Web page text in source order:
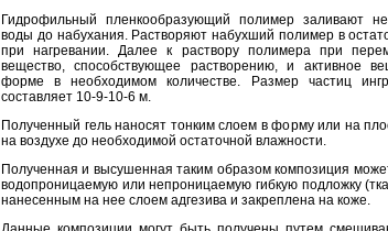
Гидрофильный пленкообразующий полимер заливают
воды до набухания. Растворяют набухший полимер в
при нагревании. Далее к раствору полимера при
вещество, способствующее растворению, и активное
форме в необходимом количестве. Размер частиц
составляет 10-9-10-6 м.
Полученный гель наносят тонким слоем в форму или на
на воздухе до необходимой остаточной влажности.
Полученная и высушенная таким образом композиция
водопроницаемую или непроницаемую гибкую подложку
нанесенным на нее слоем адгезива и закреплена на коже.